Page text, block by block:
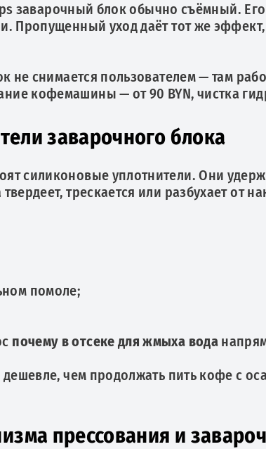
заварочный блок обычно съёмный.
Пропущенный уход даёт тот же
не снимается пользователем — там
кофемашины — от 90 BYN, чистка
заварочного блока
силиконовые уплотнители. Они
трескается или разбухает от
помоле;
почему в отсеке для жмыха вода
чем продолжать пить кофе с
прессования и